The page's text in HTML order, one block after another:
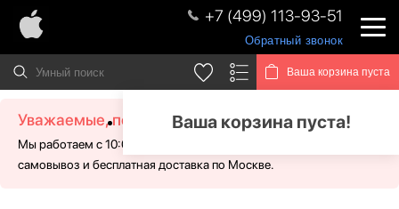
+7 (499) 113-93-51
Обратный звонок
Ваша корзина пуста
Ваша корзина пуста!
Уважаемые, посетители!
Мы работаем с 10:00 - 21:00 без выходных. Для Вас доступен
самовывоз и бесплатная доставка по Москве.